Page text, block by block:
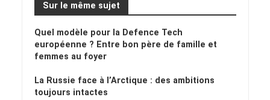
Sur le même sujet
Quel modèle pour la Defence Tech
européenne ? Entre bon père de famille et
femmes au foyer
La Russie face à l’Arctique : des ambitions
toujours intactes